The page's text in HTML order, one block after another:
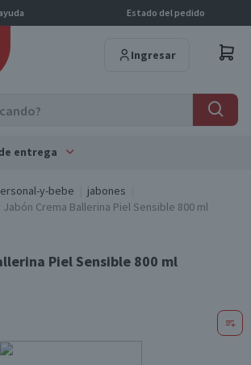
Estado del pedido
Ingresar
entrega
y-bebe
jabones
Jabón Crema Ballerina Piel Sensible 800 ml
Piel Sensible 800 ml